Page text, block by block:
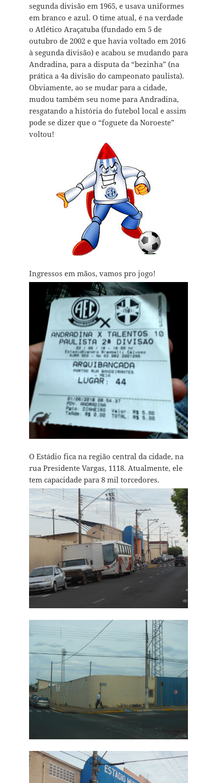
segunda divisão em 1965, e usava uniformes
em branco e azul. O time atual, é na verdade
o Atlético Araçatuba (fundado em 5 de
outubro de 2002 e que havia voltado em 2016
à segunda divisão) e acabou se mudando para
Andradina, para a disputa da “bezinha” (na
prática a 4a divisão do campeonato paulista).
Obviamente, ao se mudar para a cidade,
mudou também seu nome para Andradina,
resgatando a história do futebol local e assim
pode se dizer que o “foguete da Noroeste”
voltou!
Ingressos em mãos, vamos pro jogo!
O Estádio fica na região central da cidade, na
ruaPresidente Vargas, 1118. Atualmente, ele
tem capacidade para 8 mil torcedores.